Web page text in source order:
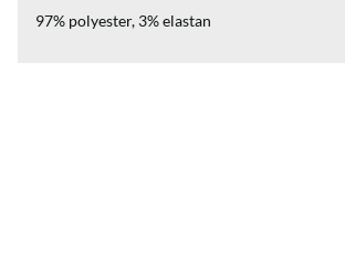
97% polyester, 3% elastan